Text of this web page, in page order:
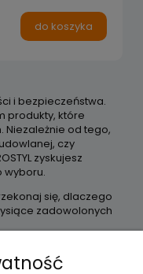
do koszyka
i bezpieczeństwa.
produkty, które
Niezależnie od tego,
czy
zyskujesz
wyboru.
się, dlaczego
zadowolonych